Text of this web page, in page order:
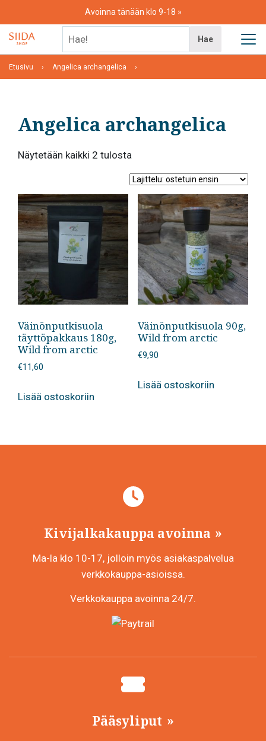
content
Avoinna tänään klo 9-18
Hae
Etusivu Angelica archangelica
Angelica archangelica
Näytetään kaikki 2 tulosta
ensin
Väinönputkisuola
täyttöpakkaus 180g,
Wild from arctic
€11,60
Lisää ostoskoriin
Väinönputkisuola 90g,
Wild from arctic
€9,90
Lisää ostoskoriin
Kivijalkakauppa avoinna
Ma-la klo 10-17, jolloin myös asiakaspalvelua
verkkokauppa-asioissa.
Verkkokauppa avoinna 24/7.
Pääsyliput